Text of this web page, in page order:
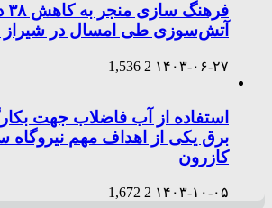
آتش‌سوزی طی امسال در
۱۴۰۳-۰۶-۲۷ 2
1,536
استفاده از آب فاضلاب جهت
برق یکی از اهداف مهم نیروگاه
کازرون
۱۴۰۳-۱۰-۰۵ 2
1,672